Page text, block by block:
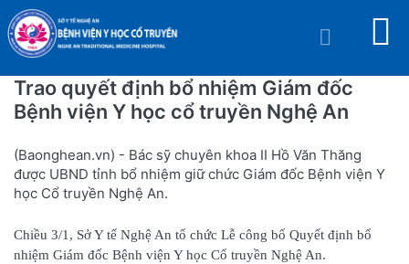
Trao quyết định bổ nhiệm Giám đốc
Bệnh viện Y học cổ truyền Nghệ An
(Baonghean.vn) - Bác sỹ chuyên khoa II Hồ Văn Thăng
được UBND tỉnh bổ nhiệm giữ chức Giám đốc Bệnh viện Y
học Cổ truyền Nghệ An.
Chiều 3/1, Sở Y tế Nghệ An tổ chức Lễ công bố Quyết định bổ
nhiệm Giám đốc Bệnh viện Y học Cổ truyền Nghệ An.